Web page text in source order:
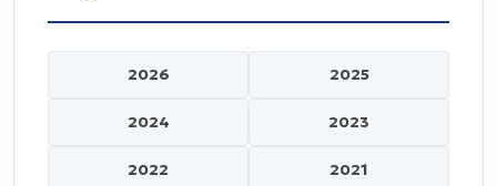
2026 2025
2024 2023
2022 2021